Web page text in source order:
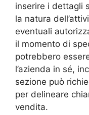
inserire i dettagli
la natura
eventuali
il momento di
potrebbero
l’azienda in sé,
sezione può
per delineare
vendita.